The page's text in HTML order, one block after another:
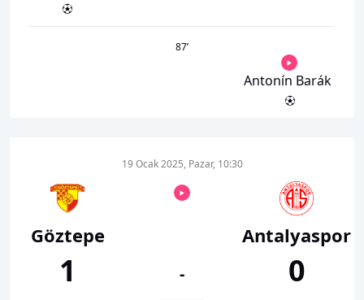
87’
Antonín Barák
Göztepe
1
19 Ocak 2025, Pazar, 10:30
-
Antalyaspor
0